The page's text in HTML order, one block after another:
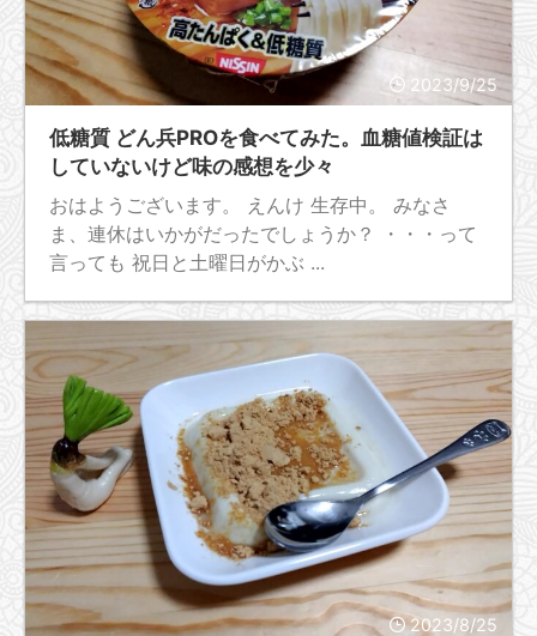
2023/9/25
低糖質 どん兵PROを食べてみた。血糖値検証は
していないけど味の感想を少々
おはようございます。 えんけ 生存中。 みなさ
ま、連休はいかがだったでしょうか？ ・・・って
言っても 祝日と土曜日がかぶ ...
2023/8/25